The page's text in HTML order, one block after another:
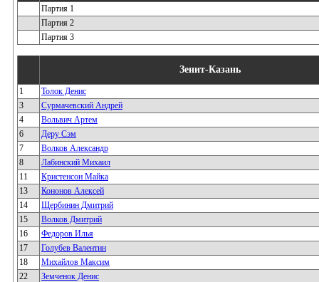
Партия 1
Партия 2
Партия 3
Зенит-Казань
1
Толок Денис
3
Сурмачевский Андрей
4
Вольвич Артем
6
Деру Сэм
7
Волков Александр
8
Лабинский Михаил
11
Кристенсон Майка
13
Кононов Алексей
14
Щербинин Дмитрий
15
Волков Дмитрий
16
Федоров Илья
17
Голубев Валентин
18
Михайлов Максим
22
Земченок Денис